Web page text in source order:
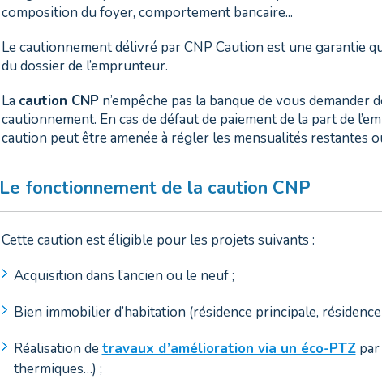
composition du foyer, comportement bancaire...
Le cautionnement délivré par CNP Caution est une garantie
du dossier de l’emprunteur.
La caution CNPn’empêche pas la banque de vous
cautionnement. En cas de défaut de paiement de la part de
caution peut être amenée à régler les mensualités restantes
Le fonctionnement de la caution CNP
Cette caution est éligible pour les projets suivants :
Acquisition dans l’ancien ou le neuf ;
Bien immobilier d’habitation (résidence principale,
Réalisation detravaux d’amélioration via un éco-PTZpar
thermiques…) ;